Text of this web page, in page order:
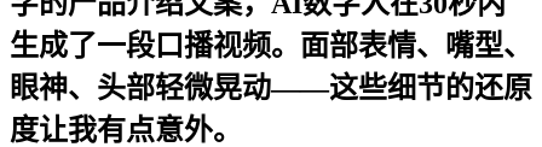
生成了一段口播视频。面部表情、嘴型、
眼神、头部轻微晃动——这些细节的还原
度让我有点意外。